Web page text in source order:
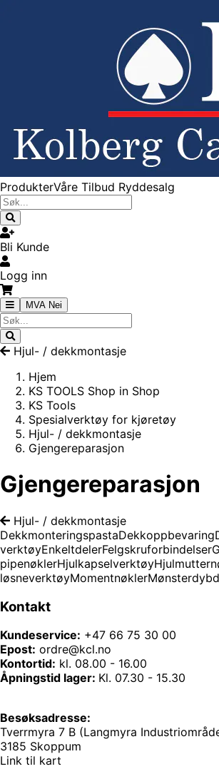
ProdukterVåre Tilbud Ryddesalg
Bli Kunde
Logg inn
MVA Nei
Hjul- / dekkmontasje
Hjem
KS TOOLS Shop in Shop
KS Tools
Spesialverktøy for kjøretøy
Hjul- / dekkmontasje
Gjengereparasjon
Gjengereparasjon
Hjul- / dekkmontasje
DekkmonteringspastaDekkoppbevaring
verktøyEnkeltdelerFelgskruforbindelser
pipenøklerHjulkapselverktøy
løsneverktøyMomentnøkler
Kontakt
Kundeservice: +47 66 75 30 00
Epost: ordre@kcl.no
Kontortid: kl. 08.00 - 16.00
Åpningstid lager: Kl. 07.30 - 15.30
Besøksadresse:
Tverrmyra 7 B (Langmyra
3185 Skoppum
Link til kart